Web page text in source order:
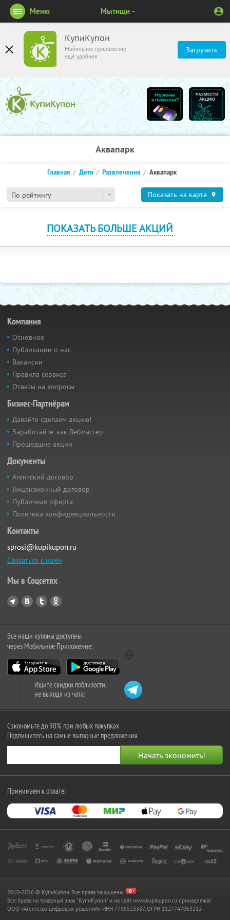
КупиКупон
Мобильное приложение
ещё удобнее
Загрузить
Меню Мытищи
Аквапарк
По рейтингу
Главная Дети Развлечения Аквапарк
Показать на карте
ПОКАЗАТЬ БОЛЬШЕ АКЦИЙ
Компания
Основное
Публикации о нас
Вакансии
Правила сервиса
Ответы на вопросы
Бизнес-Партнёрам
Давайте сделаем акцию!
Заработайте, как Вебмастер
Прошедшие акции
Документы
Агентский договор
Лицензионный договор
Публичная оферта
Политика конфиденциальности
Контакты
sprosi@kupikupon.ru
Связаться с нами
Мы в Соцсетях
Все наши купоны доступны
через Мобильное Приложение:
Ищите скидки поблизости,
не выходя из чата:
Сэкономьте до 90% при любых покупках
Подпишитесь на самые выгодные предложения
Принимаем к оплате:
2010-2026 © КупиКупон. Все права защищены.
Все права на товарный знак "КупиКупон" и на сайт www.kupikupon.ru принадлежат
OOO «Агентство цифровых решений» ИНН 7705523387, ОГРН 1127747063212